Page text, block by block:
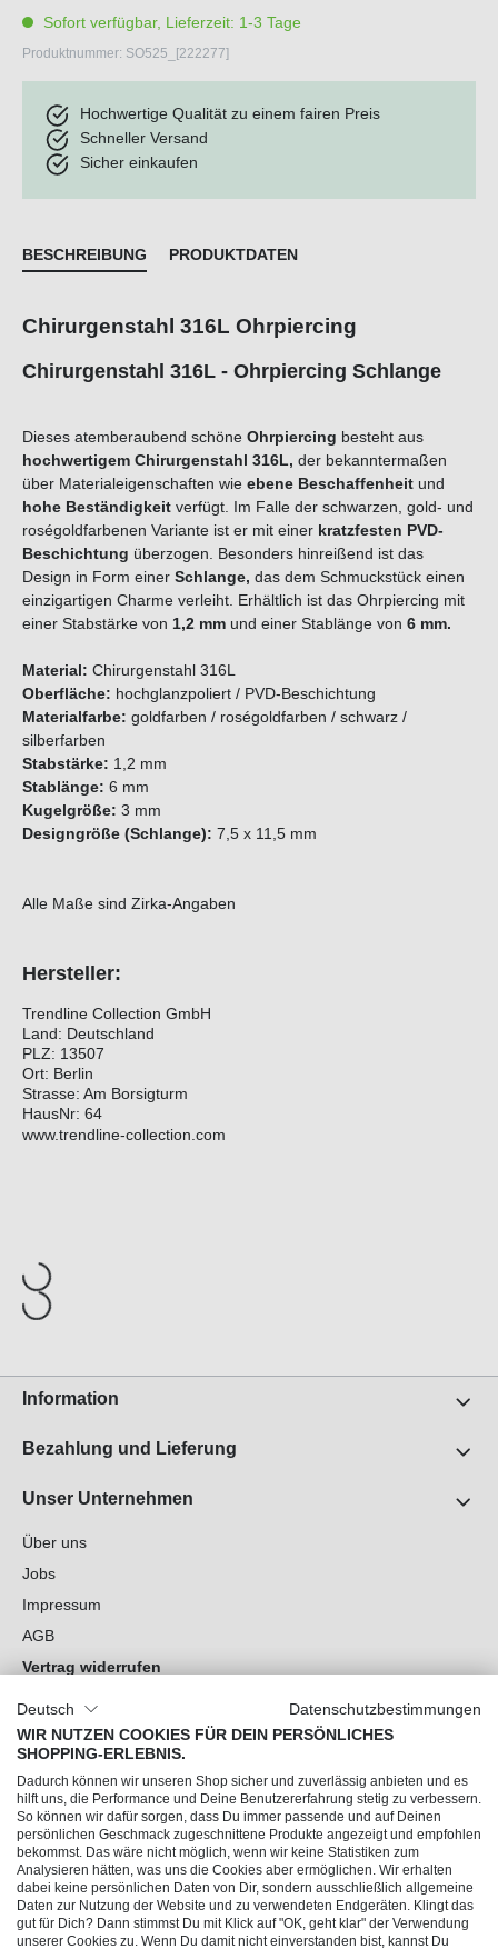
Sofort verfügbar, Lieferzeit: 1-3 Tage
Produktnummer: SO525_[222277]
Hochwertige Qualität zu einem fairen Preis
Schneller Versand
Sicher einkaufen
BESCHREIBUNG PRODUKTDATEN
Chirurgenstahl 316L Ohrpiercing
Chirurgenstahl 316L - Ohrpiercing Schlange
Dieses atemberaubend schöne Ohrpiercing besteht aus
hochwertigem Chirurgenstahl 316L, der bekanntermaßen
über Materialeigenschaften wie ebene Beschaffenheit und
hohe Beständigkeit verfügt. Im Falle der schwarzen, gold- und
roségoldfarbenen Variante ist er mit einer kratzfesten PVD-
Beschichtung überzogen. Besonders hinreißend ist das
Design in Form einer Schlange, das dem Schmuckstück einen
einzigartigen Charme verleiht. Erhältlich ist das Ohrpiercing mit
einer Stabstärke von 1,2 mm und einer Stablänge von 6 mm.
Material: Chirurgenstahl 316L
Oberfläche: hochglanzpoliert / PVD-Beschichtung
Materialfarbe: goldfarben / roségoldfarben / schwarz /
silberfarben
Stabstärke: 1,2 mm
Stablänge: 6 mm
Kugelgröße: 3 mm
Designgröße (Schlange): 7,5 x 11,5 mm
Alle Maße sind Zirka-Angaben
Hersteller:
Trendline Collection GmbH
Land: Deutschland
PLZ: 13507
Ort: Berlin
Strasse: Am Borsigturm
HausNr: 64
www.trendline-collection.com
Information
Bezahlung und Lieferung
Unser Unternehmen
Über uns
Jobs
Impressum
AGB
Vertrag widerrufen
Cookie-Einstellungen
Du hast Fragen?
Unsere Socials
Deutsch
Datenschutzbestimmungen
WIR NUTZEN COOKIES FÜR DEIN PERSÖNLICHES
SHOPPING-ERLEBNIS.
Dadurch können wir unseren Shop sicher und zuverlässig anbieten und es
hilft uns, die Performance und Deine Benutzererfahrung stetig zu verbessern.
So können wir dafür sorgen, dass Du immer passende und auf Deinen
persönlichen Geschmack zugeschnittene Produkte angezeigt und empfohlen
bekommst. Das wäre nicht möglich, wenn wir keine Statistiken zum
Analysieren hätten, was uns die Cookies aber ermöglichen. Wir erhalten
dabei keine persönlichen Daten von Dir, sondern ausschließlich allgemeine
Daten zur Nutzung der Website und zu verwendeten Endgeräten. Klingt das
gut für Dich? Dann stimmst Du mit Klick auf "OK, geht klar" der Verwendung
unserer Cookies zu. Wenn Du damit nicht einverstanden bist, kannst Du